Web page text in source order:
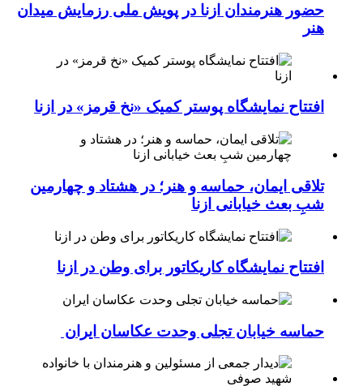
حضور هنرمندان ازنا در پویش ملی رزمایش میدان
هنر
افتتاح نمایشگاه پوستر کمیک «نخ قرمز» در ازنا
تلاقی ایمان، حماسه و هنر؛ در هشتاد و چهارمین
شبِ بعث خیابانی ازنا
افتتاح نمایشگاه کاریکاتور برای وطن در ازنا
حماسه خیابان تجلی وحدت عکاسان ایران